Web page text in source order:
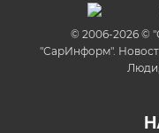
© 2006-2026 ©
"СарИнформ".